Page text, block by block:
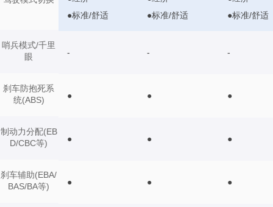
哨兵模式/千里
眼
刹车防抱死系
统(ABS)
制动力分配(EB
D/CBC等)
刹车辅助(EBA/
BAS/BA等)
●标准/舒适
●标准/舒适
●标准/舒适
- - -
● ● ●
● ● ●
● ● ●